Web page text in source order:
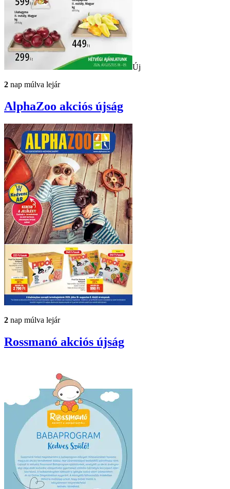
Új
2 nap múlva lejár
AlphaZoo akciós újság
2 nap múlva lejár
Rossmanó akciós újság